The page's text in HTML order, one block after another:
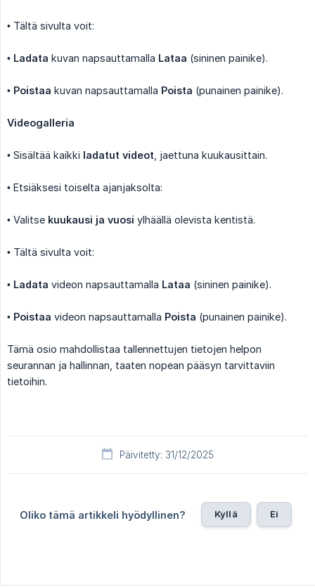
• Tältä sivulta voit:
• Ladata kuvan napsauttamalla Lataa (sininen painike).
• Poistaa kuvan napsauttamalla Poista (punainen painike).
Videogalleria
• Sisältää kaikki ladatut videot , jaettuna kuukausittain.
• Etsiäksesi toiselta ajanjaksolta:
• Valitse kuukausi ja vuosi ylhäällä olevista kentistä.
• Tältä sivulta voit:
• Ladata videon napsauttamalla Lataa (sininen painike).
• Poistaa videon napsauttamalla Poista (punainen painike).
Tämä osio mahdollistaa tallennettujen tietojen helpon
seurannan ja hallinnan, taaten nopean pääsyn tarvittaviin
tietoihin.
Päivitetty: 31/12/2025
Oliko tämä artikkeli hyödyllinen? Kyllä Ei